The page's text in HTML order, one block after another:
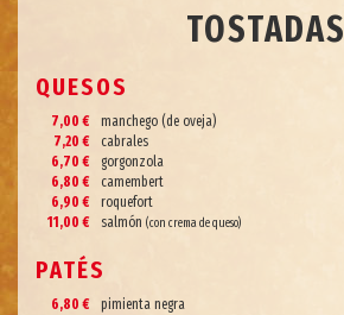
TOSTADAS
QUESOS
manchego (de oveja)
7,00 €
cabrales
7,20 €
gorgonzola
6,70 €
camembert
6,80 €
roquefort
6,90 €
salmón (con crema de queso)
11,00 €
PATÉS
pimienta negra
6,80 €